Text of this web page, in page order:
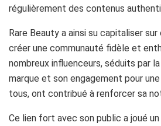
régulièrement des contenus
Rare Beauty a ainsi su capitaliser
créer une communauté fidèle et
nombreux influenceurs, séduits par
marque et son engagement pour
tous, ont contribué à renforcer sa
Ce lien fort avec son public a joué